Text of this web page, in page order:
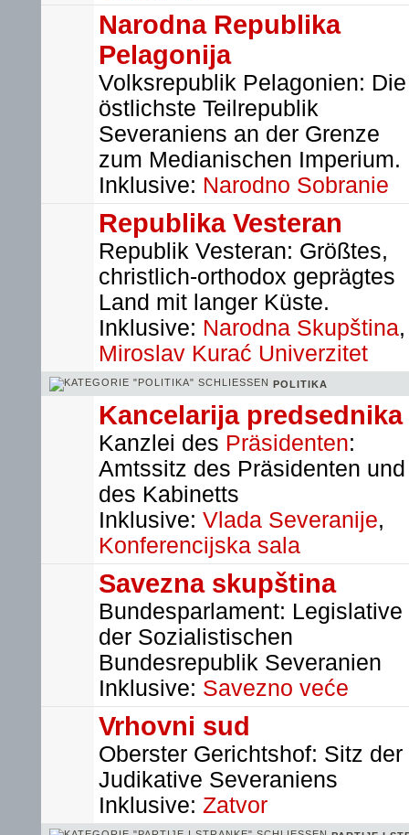
Narodna Republika
Pelagonija
Volksrepublik Pelagonien: Die
östlichste Teilrepublik
Severaniens an der Grenze
zum Medianischen Imperium.
Inklusive: Narodno Sobranie
Republika Vesteran
Republik Vesteran: Größtes,
christlich-orthodox geprägtes
Land mit langer Küste.
Inklusive: Narodna Skupština,
Miroslav Kurać Univerzitet
POLITIKA
Kancelarija predsednika
Kanzlei des Präsidenten:
Amtssitz des Präsidenten und
des Kabinetts
Inklusive: Vlada Severanije,
Konferencijska sala
Savezna skupština
Bundesparlament: Legislative
der Sozialistischen
Bundesrepublik Severanien
Inklusive: Savezno veće
Vrhovni sud
Oberster Gerichtshof: Sitz der
Judikative Severaniens
Inklusive: Zatvor